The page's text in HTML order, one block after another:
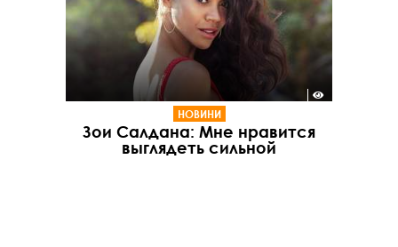
НОВИНИ
Зои Салдана: Мне нравится
выглядеть сильной